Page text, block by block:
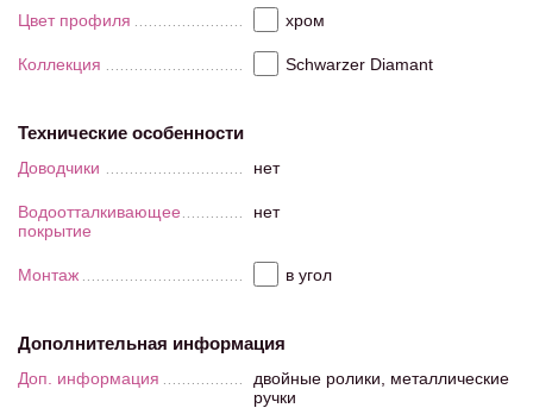
Цвет профиля хром
Коллекция Schwarzer Diamant
Технические особенности
Доводчики нет
Водоотталкивающее
покрытие
нет
Монтаж в угол
Дополнительная информация
Доп. информация
двойные ролики, металлические
ручки